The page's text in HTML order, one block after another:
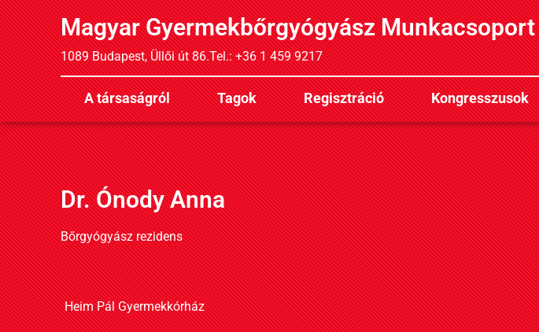
Magyar Gyermekbőrgyógyász Munkacsoport
1089 Budapest, Üllői út 86.Tel.: +36 1 459 9217
A társaságról Tagok Regisztráció Kongresszusok
Dr. Ónody Anna
Bőrgyógyász rezidens
Heim Pál Gyermekkórház